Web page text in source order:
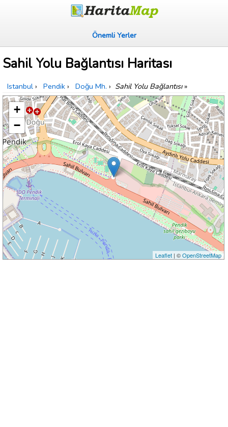
Önemli Yerler
Sahil Yolu Bağlantısı Haritası
Istanbul › Pendik › Doğu Mh. › Sahil Yolu Bağlantısı»
+
−
Leaflet| ©OpenStreetMap